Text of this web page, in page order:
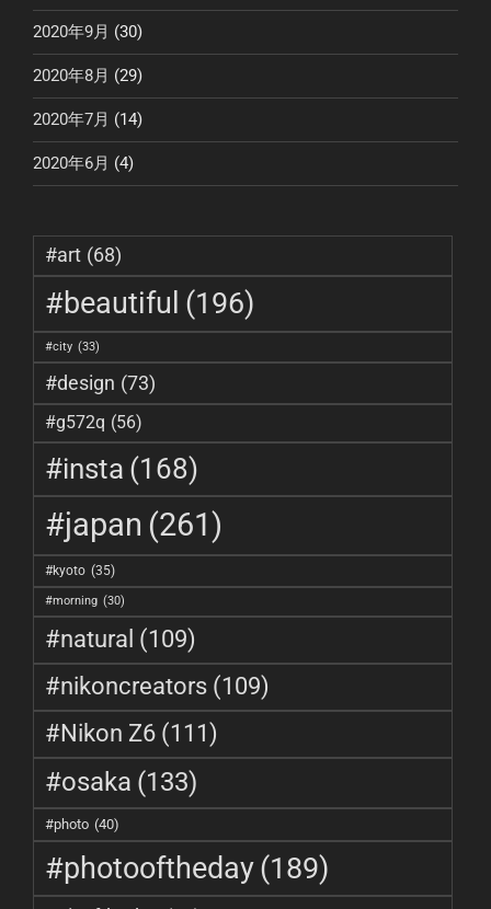
2020年9月 (30)
2020年8月 (29)
2020年7月 (14)
2020年6月 (4)
#art (68)
#beautiful (196)
#city (33)
#design (73)
#g572q (56)
#insta (168)
#japan (261)
#kyoto (35)
#morning (30)
#natural (109)
#nikoncreators (109)
#Nikon Z6 (111)
#osaka (133)
#photo (40)
#photooftheday(189)